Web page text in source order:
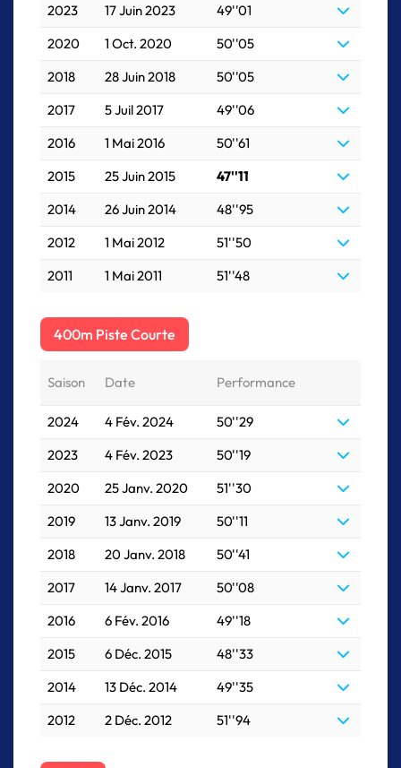
2023
17 Juin 2023
49''01
2020
1 Oct. 2020
50''05
2018
28 Juin 2018
50''05
2017
5 Juil 2017
49''06
2016
1 Mai 2016
50''61
2015
25 Juin 2015
47''11
2014
26 Juin 2014
48''95
2012
1 Mai 2012
51''50
2011
1 Mai 2011 51''48
400m Piste Courte
Saison Date Performance
2024 4 Fév. 2024
50''29
2023
4 Fév. 2023
50''19
2020
25 Janv. 2020
51''30
2019
13 Janv. 2019
50''11
2018
20 Janv. 2018
50''41
2017
14 Janv. 2017
50''08
2016
6 Fév. 2016
49''18
2015
6 Déc. 2015
48''33
2014
13 Déc. 2014
49''35
2012
2 Déc. 2012 51''94